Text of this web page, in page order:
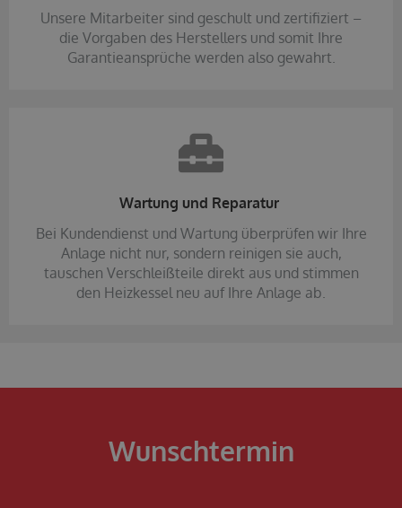
Unsere Mitarbeiter sind geschult und zertifiziert –
die Vorgaben des Herstellers und somit Ihre
Garantieansprüche werden also gewahrt.
Wartung und Reparatur
Bei Kundendienst und Wartung überprüfen wir Ihre
Anlage nicht nur, sondern reinigen sie auch,
tauschen Verschleißteile direkt aus und stimmen
den Heizkessel neu auf Ihre Anlage ab.
Wunschtermin